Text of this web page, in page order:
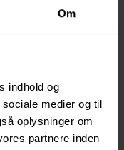
Om
indhold og
medier og til
oplysninger om
partnere inden
Specifikationer